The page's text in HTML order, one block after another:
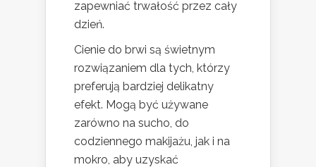
zapewniać trwałość przez cały
dzień.
Cienie do brwi są świetnym
rozwiązaniem dla tych, którzy
preferują bardziej delikatny
efekt. Mogą być używane
zarówno na sucho, do
codziennego makijażu, jak i na
mokro, aby uzyskać